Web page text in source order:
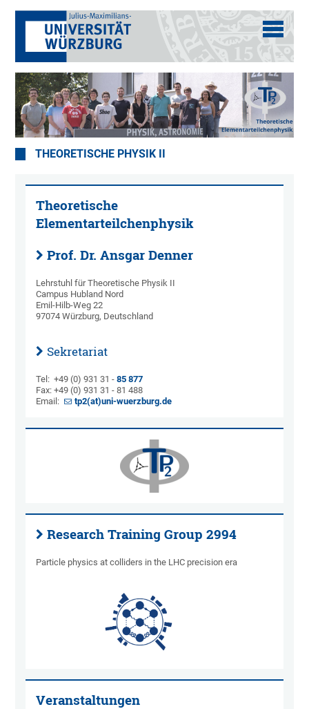
THEORETISCHE PHYSIK II
Theoretische
Elementarteilchenphysik
Prof. Dr. Ansgar Denner
Lehrstuhl für Theoretische Physik II
Campus Hubland Nord
Emil-Hilb-Weg 22
97074 Würzburg, Deutschland
Sekretariat
Tel: +49 (0) 931 31 - 85 877
Fax: +49 (0) 931 31 - 81 488
Email:
tp2(at)uni-wuerzburg.de
Research Training Group 2994
Particle physics at colliders in the LHC precision era
Veranstaltungen